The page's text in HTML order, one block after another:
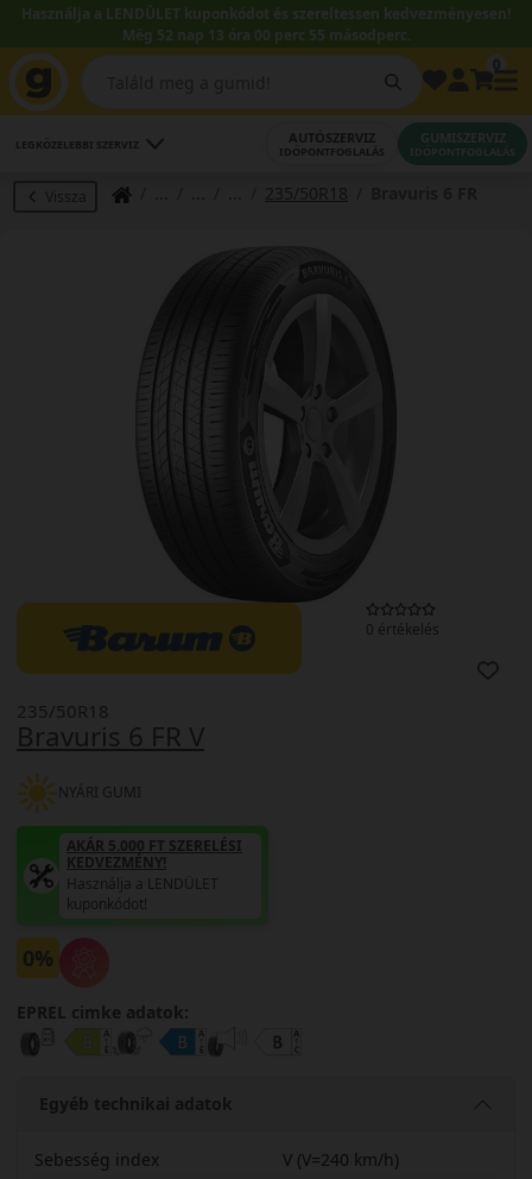
Használja a LENDÜLET kuponkódot és szereltessen kedvezményesen!
Még 52 nap 13 óra 00 perc 55 másodperc.
LEGKÖZELEBBI SZERVIZ AUTÓSZERVIZ
IDŐPONTFOGLALÁS
GUMISZERVIZ
IDŐPONTFOGLALÁS
Vissza 235/50R18
0 értékelés
Bravuris 6 FR V
235/50R18
NYÁRI GUMI
AKÁR 5.000 FT SZERELÉSI
KEDVEZMÉNY!
Használja a LENDÜLET
kuponkódot!
0%
EPREL cimke adatok:
Egyéb technikai adatok
Sebesség index
V (V=240 km/h)